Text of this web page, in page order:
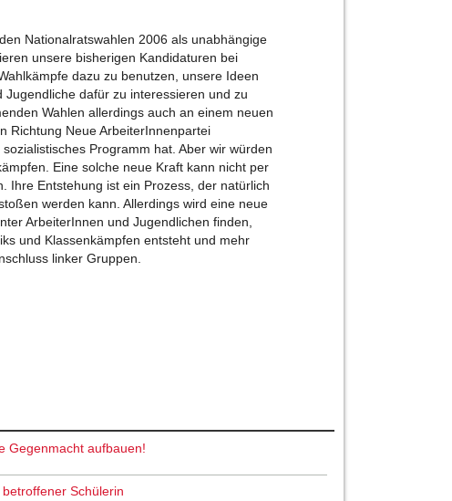
Nationalratswahlen 2006 als unabhängige
unsere bisherigen Kandidaturen bei
dazu zu benutzen, unsere Ideen
dafür zu interessieren und zu
Wahlen allerdings auch an einem neuen
Richtung Neue ArbeiterInnenpartei
Programm hat. Aber wir würden
Eine solche neue Kraft kann nicht per
Ihre Entstehung ist ein Prozess, der natürlich
werden kann. Allerdings wird eine neue
ArbeiterInnen und Jugendlichen finden,
und Klassenkämpfen entsteht und mehr
linker Gruppen.
Gegenmacht aufbauen!
Schülerin